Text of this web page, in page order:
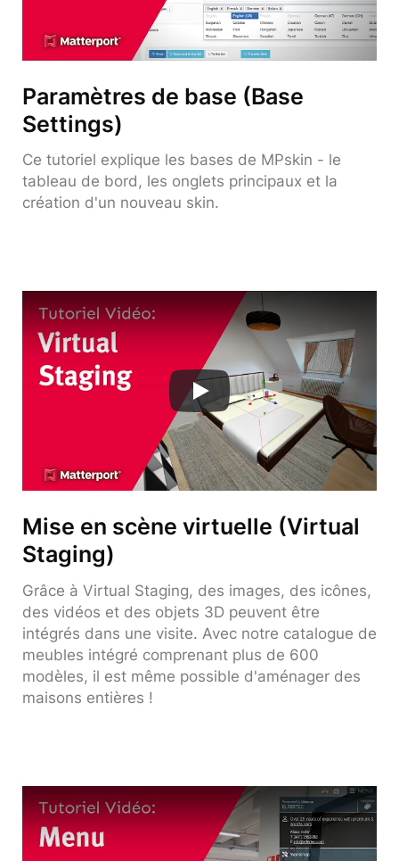
Paramètres de base (Base
Settings)
Ce tutoriel explique les bases de MPskin - le
tableau de bord, les onglets principaux et la
création d'un nouveau skin.
Mise en scène virtuelle (Virtual
Staging)
Grâce à Virtual Staging, des images, des icônes,
des vidéos et des objets 3D peuvent être
intégrés dans une visite. Avec notre catalogue de
meubles intégré comprenant plus de 600
modèles, il est même possible d'aménager des
maisons entières !